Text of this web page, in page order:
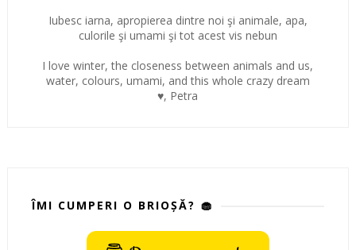
Iubesc iarna, apropierea dintre noi şi animale, apa,
culorile şi umami şi tot acest vis nebun
I love winter, the closeness between animals and us,
water, colours, umami, and this whole crazy dream
♥, Petra
ÎMI CUMPERI O BRIOȘĂ? 🧁